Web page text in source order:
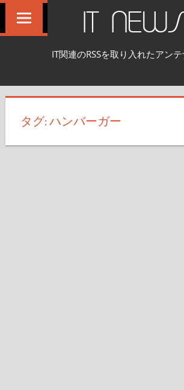
へ
ッ
IT
IT関連のRSSを取り入れたアン
タグ:ハンバーガー